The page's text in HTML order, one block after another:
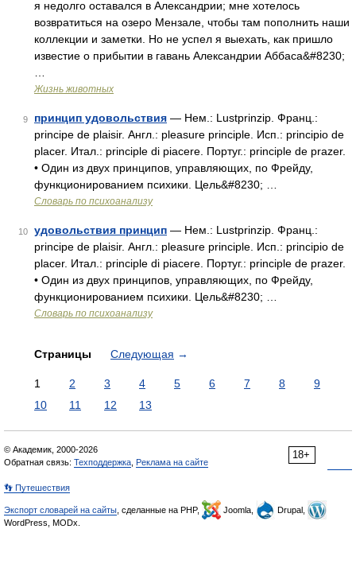
я недолго оставался в Александрии; мне хотелось
возвратиться на озеро Мензале, чтобы там пополнить наши
коллекции и заметки. Но не успел я выехать, как пришло
известие о прибытии в гавань Александрии Аббаса&#8230;
Жизнь животных
9 принцип удовольствия — Нем.: Lustprinzip. Франц.:
principe de plaisir. Англ.: pleasure principle. Исп.: principio de
placer. Итал.: principle di piacere. Португ.: principle de prazer.
• Один из двух принципов, управляющих, по Фрейду,
функционированием психики. Цель&#8230; …
Словарь по психоанализу
10 удовольствия принцип — Нем.: Lustprinzip. Франц.:
principe de plaisir. Англ.: pleasure principle. Исп.: principio de
placer. Итал.: principle di piacere. Португ.: principle de prazer.
• Один из двух принципов, управляющих, по Фрейду,
функционированием психики. Цель&#8230; …
Словарь по психоанализу
Страницы Следующая →
1 2 3 4 5 6 7 8
9
10
11 12 13
18+
© Академик, 2000-2026
Обратная связь: Техподдержка Реклама на сайте
👣 Путешествия
Экспорт словарей на сайты , сделанные на PHP, Joomla,
Drupal,
WordPress, MODx.